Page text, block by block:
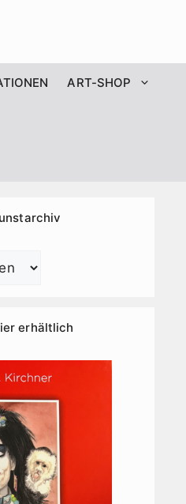
ART-SHOP
erhältlich